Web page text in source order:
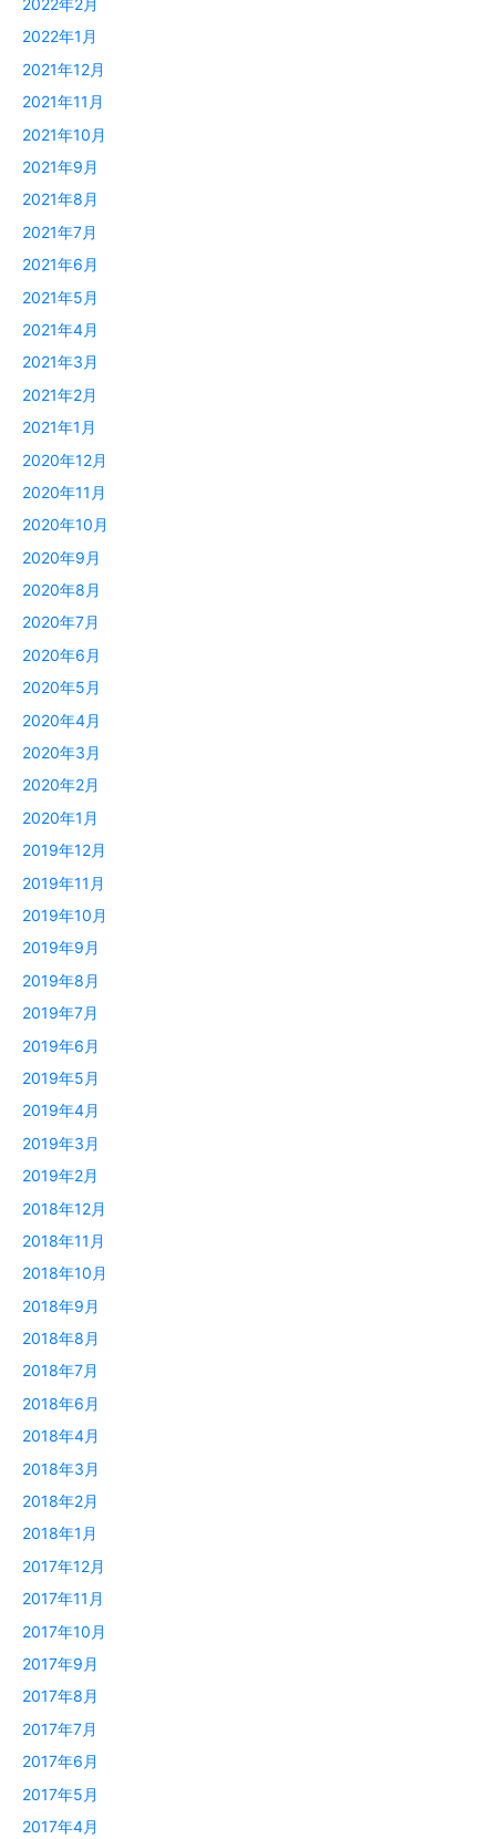
2022年2月
2022年1月
2021年12月
2021年11月
2021年10月
2021年9月
2021年8月
2021年7月
2021年6月
2021年5月
2021年4月
2021年3月
2021年2月
2021年1月
2020年12月
2020年11月
2020年10月
2020年9月
2020年8月
2020年7月
2020年6月
2020年5月
2020年4月
2020年3月
2020年2月
2020年1月
2019年12月
2019年11月
2019年10月
2019年9月
2019年8月
2019年7月
2019年6月
2019年5月
2019年4月
2019年3月
2019年2月
2018年12月
2018年11月
2018年10月
2018年9月
2018年8月
2018年7月
2018年6月
2018年4月
2018年3月
2018年2月
2018年1月
2017年12月
2017年11月
2017年10月
2017年9月
2017年8月
2017年7月
2017年6月
2017年5月
2017年4月